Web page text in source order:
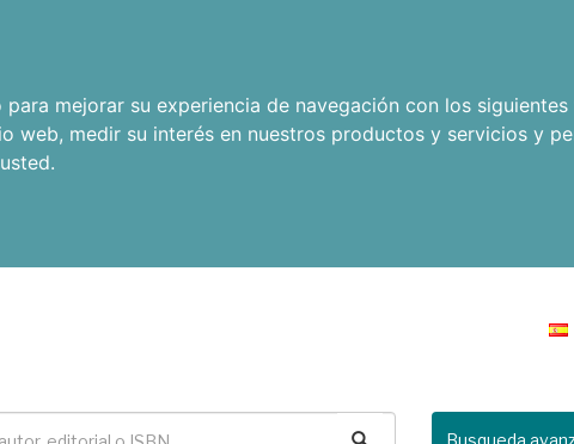
mejorar su experiencia de navegación con los siguientes
web, medir su interés en nuestros productos y servicios y
.
Busqueda